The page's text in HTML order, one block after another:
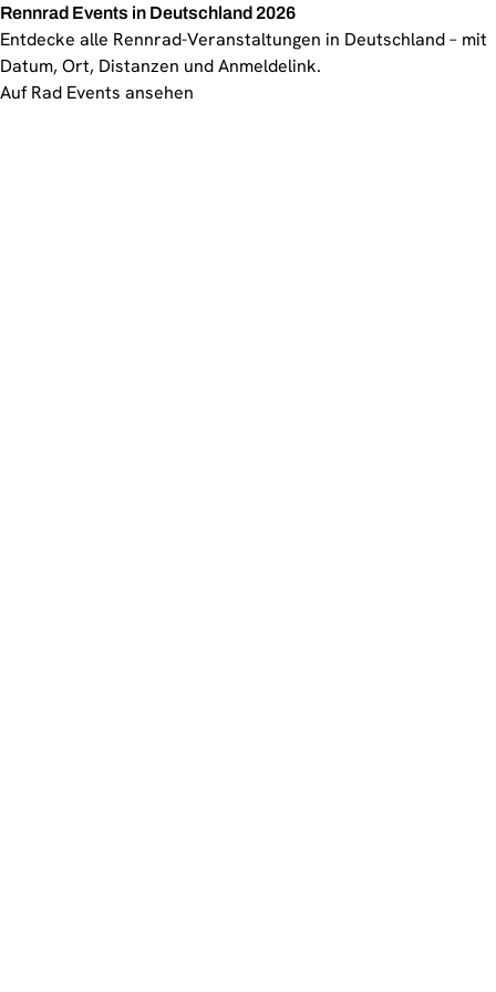
Rennrad Events in Deutschland 2026
Entdecke alle Rennrad-Veranstaltungen in Deutschland – mit
Datum, Ort, Distanzen und Anmeldelink.
Auf Rad Events ansehen